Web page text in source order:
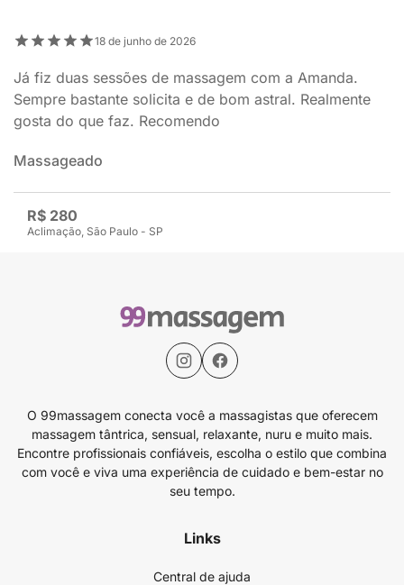
R$ 280
Aclimação, São Paulo - SP
18 de junho de 2026
Já fiz duas sessões de massagem com a Amanda.
Sempre bastante solicita e de bom astral. Realmente
gosta do que faz. Recomendo
Massageado
O 99massagem conecta você a massagistas que oferecem
massagem tântrica, sensual, relaxante, nuru e muito mais.
Encontre profissionais confiáveis, escolha o estilo que combina
com você e viva uma experiência de cuidado e bem-estar no
seu tempo.
Links
Central de ajuda